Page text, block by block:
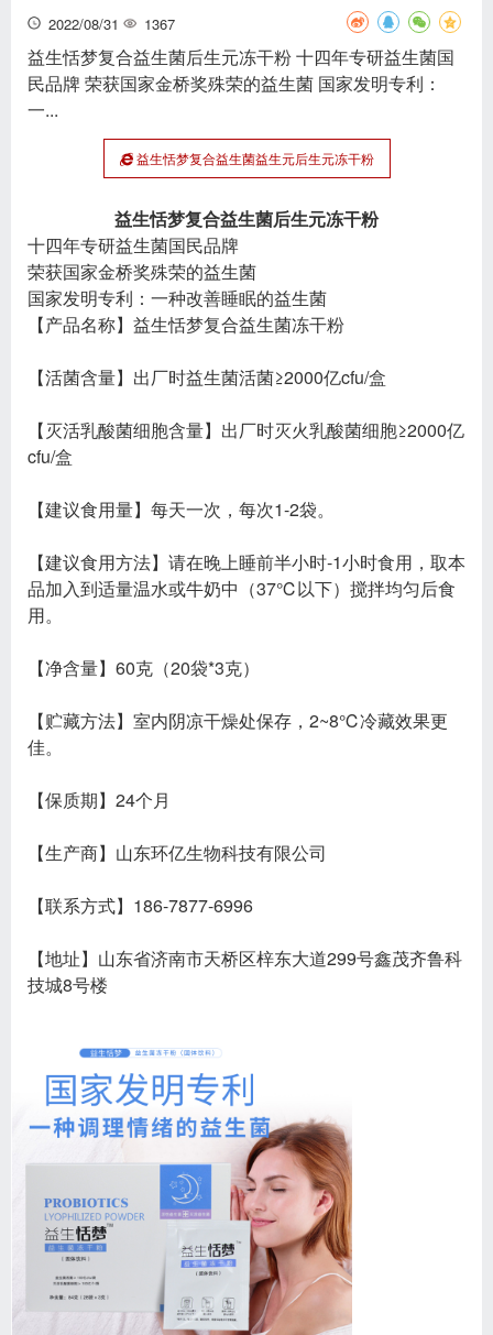
2022/08/31 1367
益生恬梦复合益生菌后生元冻干粉 十四年专研益生菌国
民品牌 荣获国家金桥奖殊荣的益生菌 国家发明专利：
一...
益生恬梦复合益生菌益生元后生元冻干粉
益生恬梦复合益生菌后生元冻干粉
十四年专研益生菌国民品牌
荣获国家金桥奖殊荣的益生菌
国家发明专利：一种改善睡眠的益生菌
【产品名称】益生恬梦复合益生菌冻干粉
【活菌含量】出厂时益生菌活菌≥2000亿cfu/盒
【灭活乳酸菌细胞含量】出厂时灭火乳酸菌细胞≥2000亿
cfu/盒
【建议食用量】每天一次，每次1-2袋。
【建议食用方法】请在晚上睡前半小时-1小时食用，取本
品加入到适量温水或牛奶中（37℃以下）搅拌均匀后食
用。
【净含量】60克（20袋*3克）
【贮藏方法】室内阴凉干燥处保存，2~8℃冷藏效果更
佳。
【保质期】24个月
【生产商】山东环亿生物科技有限公司
【联系方式】186-7877-6996
【地址】山东省济南市天桥区梓东大道299号鑫茂齐鲁科
技城8号楼